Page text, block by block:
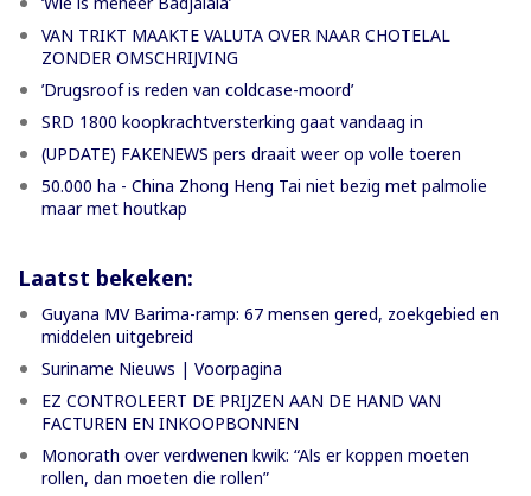
VAN TRIKT MAAKTE VALUTA OVER NAAR CHOTELAL
ZONDER OMSCHRIJVING
’Drugsroof is reden van coldcase-moord’
SRD 1800 koopkrachtversterking gaat vandaag in
(UPDATE) FAKENEWS pers draait weer op volle toeren
50.000 ha - China Zhong Heng Tai niet bezig met palmolie
maar met houtkap
Laatst bekeken:
Guyana MV Barima-ramp: 67 mensen gered, zoekgebied en
middelen uitgebreid
Suriname Nieuws | Voorpagina
EZ CONTROLEERT DE PRIJZEN AAN DE HAND VAN
FACTUREN EN INKOOPBONNEN
Monorath over verdwenen kwik: “Als er koppen moeten
rollen, dan moeten die rollen”